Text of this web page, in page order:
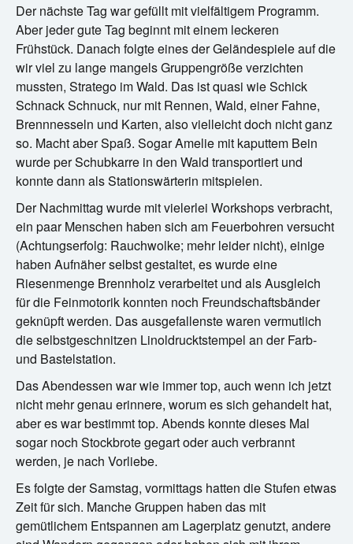
Der nächste Tag war gefüllt mit vielfältigem Programm.
Aber jeder gute Tag beginnt mit einem leckeren
Frühstück. Danach folgte eines der Geländespiele auf die
wir viel zu lange mangels Gruppengröße verzichten
mussten, Stratego im Wald. Das ist quasi wie Schick
Schnack Schnuck, nur mit Rennen, Wald, einer Fahne,
Brennnesseln und Karten, also vielleicht doch nicht ganz
so. Macht aber Spaß. Sogar Amelie mit kaputtem Bein
wurde per Schubkarre in den Wald transportiert und
konnte dann als Stationswärterin mitspielen.
Der Nachmittag wurde mit vielerlei Workshops verbracht,
ein paar Menschen haben sich am Feuerbohren versucht
(Achtungserfolg: Rauchwolke; mehr leider nicht), einige
haben Aufnäher selbst gestaltet, es wurde eine
Riesenmenge Brennholz verarbeitet und als Ausgleich
für die Feinmotorik konnten noch Freundschaftsbänder
geknüpft werden. Das ausgefallenste waren vermutlich
die selbstgeschnitzen Linoldrucktstempel an der Farb-
und Bastelstation.
Das Abendessen war wie immer top, auch wenn ich jetzt
nicht mehr genau erinnere, worum es sich gehandelt hat,
aber es war bestimmt top. Abends konnte dieses Mal
sogar noch Stockbrote gegart oder auch verbrannt
werden, je nach Vorliebe.
Es folgte der Samstag, vormittags hatten die Stufen etwas
Zeit für sich. Manche Gruppen haben das mit
gemütlichem Entspannen am Lagerplatz genutzt, andere